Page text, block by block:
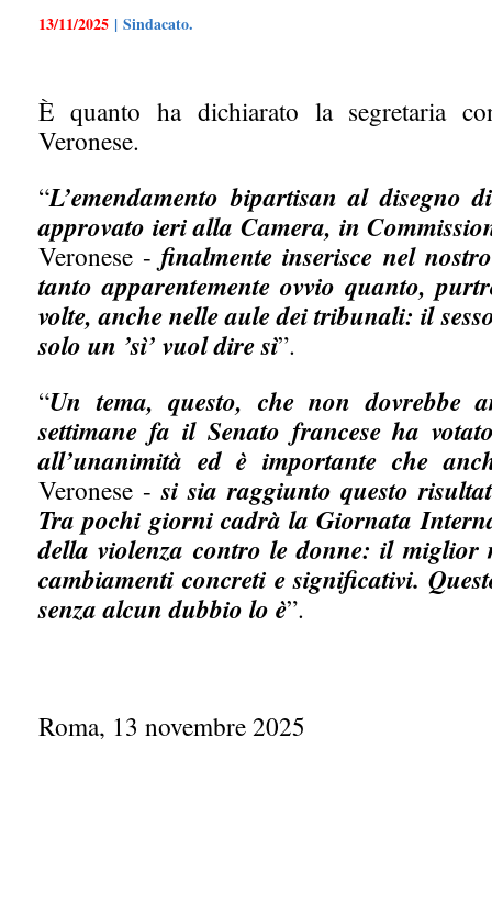
13/11/2025 | Sindacato.
È quanto ha dichiarato la segretaria
Veronese.
“L’emendamento bipartisan al
approvato ieri alla Camera, in
Veronese -finalmente inserisce nel
tanto apparentemente ovvio quanto,
volte, anche nelle aule dei tribunali: il
solo un ’sì’ vuol dire sì”.
“Un tema, questo, che non dovrebbe
settimane fa il Senato francese ha
all’unanimità ed è importante che
Veronese -si sia raggiunto questo
Tra pochi giorni cadrà la Giornata
della violenza contro le donne: il miglior
cambiamenti concreti e significativi.
senza alcun dubbio lo è”.
Roma, 13 novembre 2025